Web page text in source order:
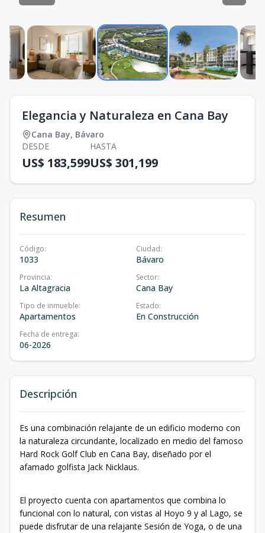
Elegancia y Naturaleza en Cana Bay
Cana Bay, Bávaro
DESDE
US$ 183,599
HASTA
US$ 301,199
Resumen
Código:
1033
Ciudad:
Bávaro
Provincia:
La Altagracia
Sector:
Cana Bay
Tipo de inmueble:
Apartamentos
Estado:
En Construcción
Fecha de entrega:
06-2026
Descripción
Es una combinación relajante de un edificio moderno con
la naturaleza circundante, localizado en medio del famoso
Hard Rock Golf Club en Cana Bay, diseñado por el
afamado golfista Jack Nicklaus.
El proyecto cuenta con apartamentos que combina lo
funcional con lo natural, con vistas al Hoyo 9 y al Lago, se
puede disfrutar de una relajante Sesión de Yoga, o de una